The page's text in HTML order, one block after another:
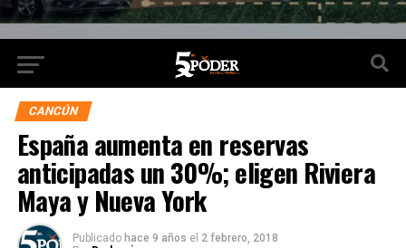
CANCÚN
España aumenta en reservas
anticipadas un 30%; eligen Riviera
Maya y Nueva York
Publicado hace 9 años el 2 febrero, 2018